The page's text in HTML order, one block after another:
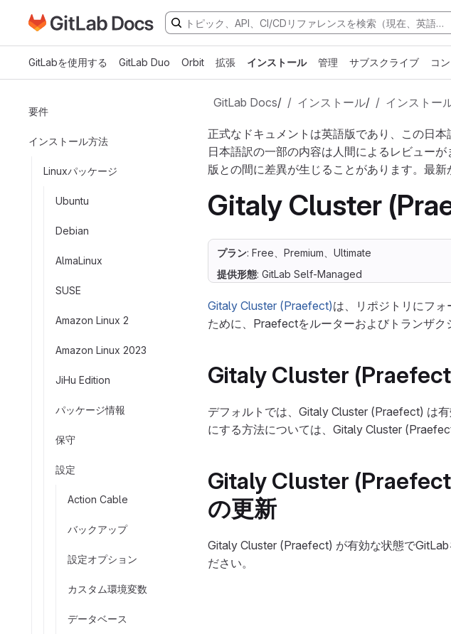
メインコンテンツにスキップ
GitLabドキュメントのホームページに移動
GitLabを使用する GitLab Duo Orbit 拡張 インストール 管理 サブスクライブ コ
要件
インストール方法
Linuxパッケージ
Ubuntu
Debian
AlmaLinux
SUSE
Amazon Linux 2
Amazon Linux 2023
JiHu Edition
パッケージ情報
保守
設定
Action Cable
バックアップ
設定オプション
カスタム環境変数
データベース
GitLab Docs/ インストール/ インストー
正式なドキュメントは英語版であり、この日
日本語訳の一部の内容は人間によるレビュー
版との間に差異が生じることがあります。最新
Gitaly Cluster
プラン: Free、Premium、Ultimate
提供形態: GitLab Self-Managed
Gitaly Cluster (Praefect)は、リポジトリにフ
ために、Praefectをルーターおよびトランザク
Gitaly Cluster
デフォルトでは、Gitaly Cluster (Praefect) は
にする方法については、Gitaly Cluster
Gitaly Cluster
の更新
Gitaly Cluster (Praefect) が有効な状態でGitLab
ださい。